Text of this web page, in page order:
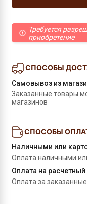
Требуется
приобретение
СПОСОБЫ
Самовывоз из
Заказанные товары
магазинов
СПОСОБЫ
Наличными или
Оплата наличными
Оплата на расчетный
Оплата за